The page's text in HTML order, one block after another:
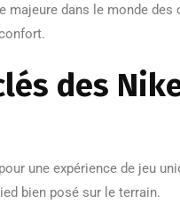
majeure dans le monde
des
une expérience de jeu
bien posé sur le terrain.